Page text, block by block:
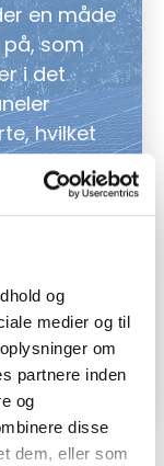
og
medier og til
om
partnere inden
og
disse
dem, eller som
en måde
som
i det
hvilket
grøn
for